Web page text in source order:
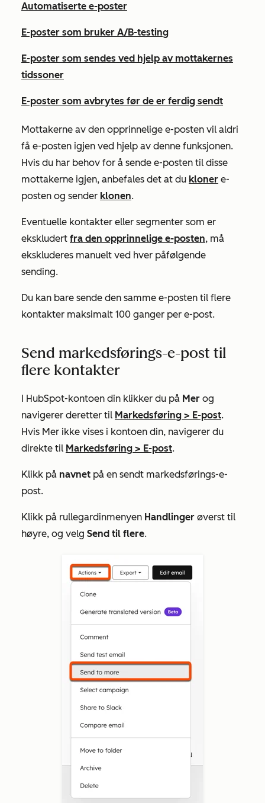
Automatiserte e-poster
E-poster som bruker A/B-testing
E-poster som sendes ved hjelp av mottakernes
tidssoner
E-poster som avbrytes før de er ferdig sendt
Mottakerne av den opprinnelige e-posten vil aldri
få e-posten igjen ved hjelp av denne funksjonen.
Hvis du har behov for å sende e-posten til disse
mottakerne igjen, anbefales det at du kloner e-
posten og sender klonen.
Eventuelle kontakter eller segmenter som er
ekskludert fra den opprinnelige e-posten, må
ekskluderes manuelt ved hver påfølgende
sending.
Du kan bare sende den samme e-posten til flere
kontakter maksimalt 100 ganger per e-post.
Send markedsførings-e-post til
flere kontakter
I HubSpot-kontoen din klikker du på Mer og
navigerer deretter til Markedsføring > E-post.
Hvis Mer ikke vises i kontoen din, navigerer du
direkte til Markedsføring > E-post.
Klikk på navnet på en sendt markedsførings-e-
post.
Klikk på rullegardinmenyen Handlinger øverst til
høyre, og velg Send til flere.